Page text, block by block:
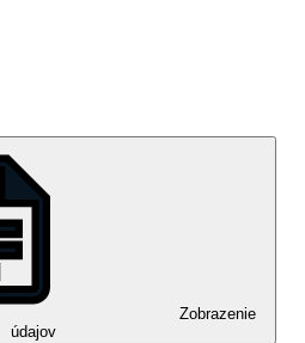
Zobrazenie
údajov